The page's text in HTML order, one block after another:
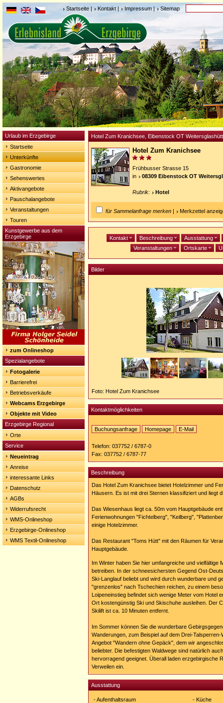
Startseite | Kontakt | Impressum| Sitemap
Urlaub im Erzgebirge
Startseite
Unterkünfte
Gastronomie
Sehenswertes
Aktivangebote
Pauschalangebote
Veranstaltungen
Touren
Kunstgewerbe aus dem
Erzgebirge
zum Onlineshop
Spezialangebote
Fotogalerie
Barrierefrei
Betriebsverkäufe
Webcams Erzgebirge
Objekte mit Video
Erzgebirge Regional
Orte
Service
Neueintrag
Anreise
interessante Links
Datenschutz
AGBs
Widerrufsrecht
WMS-Onlineshop
Erzgebirge-Onlineshop
WMS Textil-Onlineshop
Hotel Zum Kranichsee, Eibenstock OT
Hotel Zum Kranichsee
Frühbusser Strasse 15
in
08309 Eibenstock OT
Rubrik: Hotel
für Sammelanfrage merken | Merkzettel
Kontakt Beschreibung
Ausstattung
Veranstaltungen
Ortskarte
Bilder
Foto: Hotel Zum Kranichsee
Kontaktmöglichkeiten
Buchungsanfrage
Homepage
http://www.hotel-
kranichsee.de
E-Mail
Telefon: 037752 / 6787-0
Fax: 037752 / 6787-77
Beschreibung
Das Hotel Zum Kranichsee bietet Hotelzimmer und
Häusern. Es ist mit drei Sternen klassifiziert und liegt
Das Wiesenhaus liegt ca. 50m vom Hauptgebäude
Ferienwohnungen "Fichtelberg", "Keilberg",
einige Hotelzimmer.
Das Restaurant "Toms Hütt" mit den Räumen für
Hauptgebäude.
Im Winter haben Sie hier umfangreiche und vielfältige
betreiben. In der schneesichersten Gegend Ost-
Ski-Langlauf beliebt und wird durch wunderbare und
"grenzenlos" nach Tschechien reichen, zu einem
Loipeneinstieg befindet sich wenige Meter vom Hotel
Ort kostengünstig Ski und Skischuhe ausleihen. Der
Skilift ist ca. 10 Minuten entfernt.
Im Sommer können Sie die wunderbare
Wanderungen, zum Beispiel auf dem Drei-
Angebot "Wandern ohne Gepäck", dem wir
beliebter. Die befestigten Waldwege sind natürlich
hervorragend geeignet. Überall laden erzgebirgische
Verweilen ein.
Ausstattung
- Aufenthaltsraum
- Küche